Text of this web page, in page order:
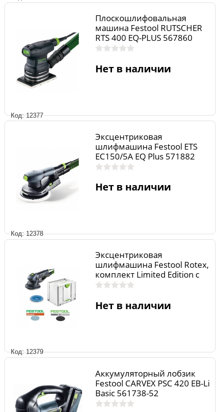
Код: 12377
Плоскошлифовальная
машина Festool RUTSCHER
RTS 400 EQ-PLUS 567860
Нет в наличии
Код: 12378
Эксцентриковая
шлифмашина Festool ETS
EC150/5A EQ Plus 571882
Нет в наличии
Код: 12379
Эксцентриковая
шлифмашина Festool Rotex,
комплект Limited Edition с
расх. матер. в конт. Combi T-
916001-219
Нет в наличии
Аккумуляторный лобзик
Festool CARVEX PSC 420 EB-Li
Basic 561738-52